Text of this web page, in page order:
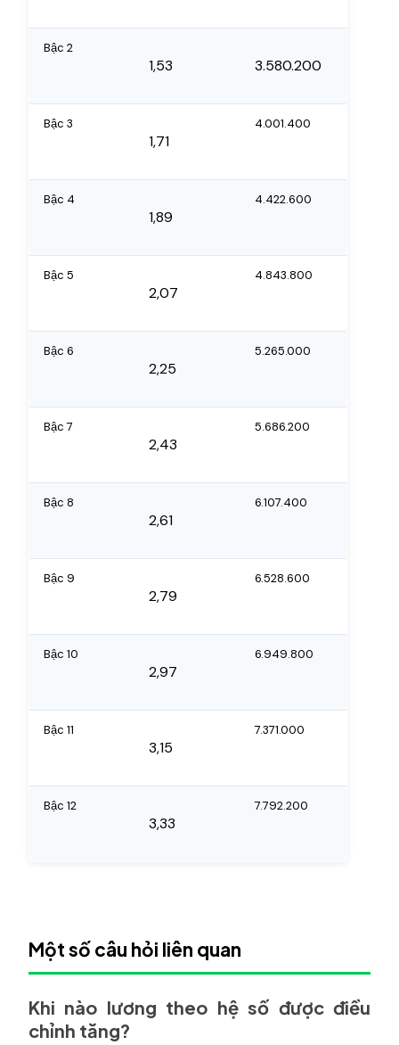
Bậc 2
1,53 3.580.200
Bậc 3
1,71
4.001.400
Bậc 4
1,89
4.422.600
Bậc 5
2,07
4.843.800
Bậc 6
2,25
5.265.000
Bậc 7
2,43
5.686.200
Bậc 8
2,61
6.107.400
Bậc 9
2,79
6.528.600
Bậc 10
2,97
6.949.800
Bậc 11
3,15
7.371.000
Bậc 12
3,33
7.792.200
Một số câu hỏi liên quan
Khi nào lương theo hệ số được điều
chỉnh tăng?